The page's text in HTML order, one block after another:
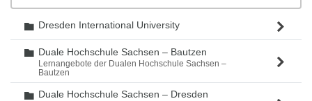
Ordner
Dresden International University
Ordner
Duale Hochschule Sachsen – Bautzen
Lernangebote der Dualen Hochschule Sachsen –
Bautzen
Ordner
Duale Hochschule Sachsen – Dresden